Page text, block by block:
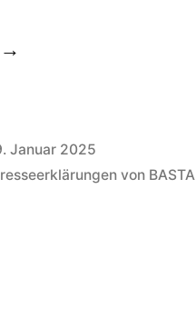
Januar 2025
von BASTA